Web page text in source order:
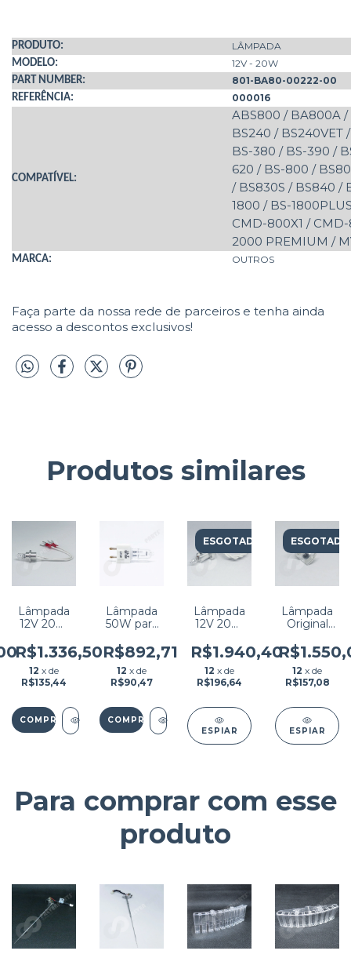
PRODUTO:
LÂMPADA
MODELO:
12V - 20W
PART NUMBER:
801-BA80-00222-00
REFERÊNCIA:
000016
COMPATÍVEL:
ABS800 / BA800A
BS240 / BS240VET
BS-380 / BS-390 /
620 / BS-800 /
/ BS830S / BS840 /
1800 / BS-
CMD-800X1 /
2000 PREMIUM /
MARCA: OUTROS
Faça parte da nossa rede de parceiros e tenha ainda
acesso a descontos exclusivos!
Produtos similares
Lâmpada
12V 20W
200/XL640/XL1000
ERBA
R$1.336,50
12 x de
R$135,44
Lâmpada
50W para
BS220 /
BS330 /
BS350 /
BS300 /
BS380 /
BS390 /
BS400 /
R$892,71
12 x de
R$90,47
ESGOTADO
Lâmpada
12V 20W
8021A /
8020A /
8021A /
8030 /
8060 /
8061 /
8240 /
8260
R$1.940,40
12 x de
R$196,64
ESPIAR
ESGOTADO
Lâmpada
Original
para BS -
120
MINDRAY
12 x de
R$157,08
ESPIAR
Para comprar com esse
produto